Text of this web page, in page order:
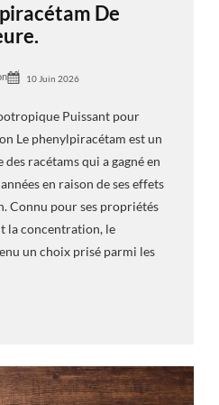
De
10 Juin 2026
Puissant pour
Le phenylpiracétam est un
racétams qui a gagné en
en raison de ses effets
Connu pour ses propriétés
la concentration, le
un choix prisé parmi les